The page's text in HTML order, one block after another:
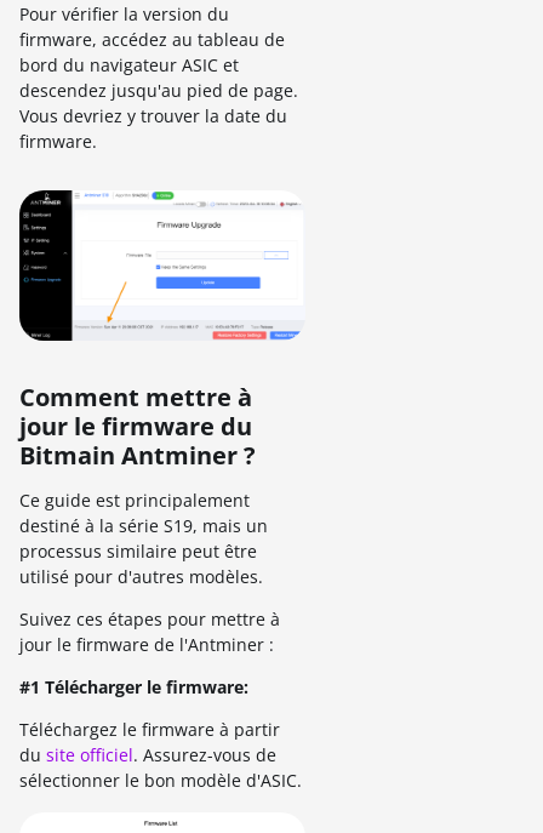
Pour vérifier la version du
firmware, accédez au tableau de
bord du navigateur ASIC et
descendez jusqu'au pied de page.
Vous devriez y trouver la date du
firmware.
Comment mettre à
jour le firmware du
Bitmain Antminer ?
Ce guide est principalement
destiné à la série S19, mais un
processus similaire peut être
utilisé pour d'autres modèles.
Suivez ces étapes pour mettre à
jour le firmware de l'Antminer :
#1 Télécharger le firmware:
Téléchargez le firmware à partir
du site officiel. Assurez-vous de
sélectionner le bon modèle d'ASIC.